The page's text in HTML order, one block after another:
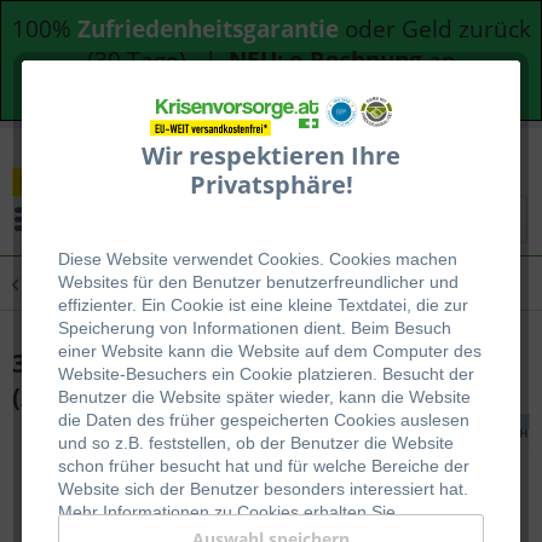
100% Zufriedenheitsgarantie oder Geld zurück
(30 Tage) |NEU: e-Rechnungan
Bundesdienststellen
Wir respektieren Ihre
Privatsphäre!
Diese Website verwendet Cookies. Cookies machen
Websites für den Benutzer benutzerfreundlicher und
effizienter. Ein Cookie ist eine kleine Textdatei, die zur
Speicherung von Informationen dient. Beim Besuch
einer Website kann die Website auf dem Computer des
Website-Besuchers ein Cookie platzieren. Besucht der
Benutzer die Website später wieder, kann die Website
die Daten des früher gespeicherten Cookies auslesen
und so z.B. feststellen, ob der Benutzer die Website
schon früher besucht hat und für welche Bereiche der
Website sich der Benutzer besonders interessiert hat.
Mehr Informationen zu Cookies erhalten Sie
Übersicht Antigen-Schnelltest
3in1-Test auf Influenza A/B und Covid-19
(Antigen Combo Rapid Test)